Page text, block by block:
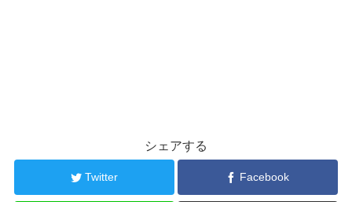
シェアする
Twitter Facebook